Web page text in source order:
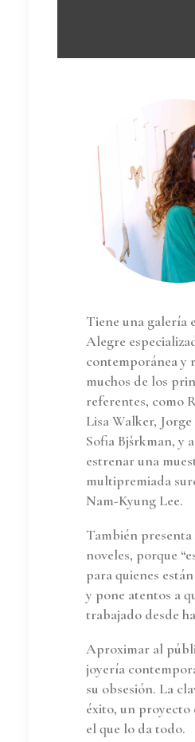
Tiene una galería
Alegre
contemporánea y
muchos de los
referentes, como
Lisa Walker,
Sofia Bjšrkman, y
estrenar una
multipremiada
Nam-Kyung Lee.
También presenta
noveles, porque
para quienes
y pone atentos a
trabajado desde
Aproximar al
joyería
su obsesión. La
éxito, un proyecto
el que lo da todo.